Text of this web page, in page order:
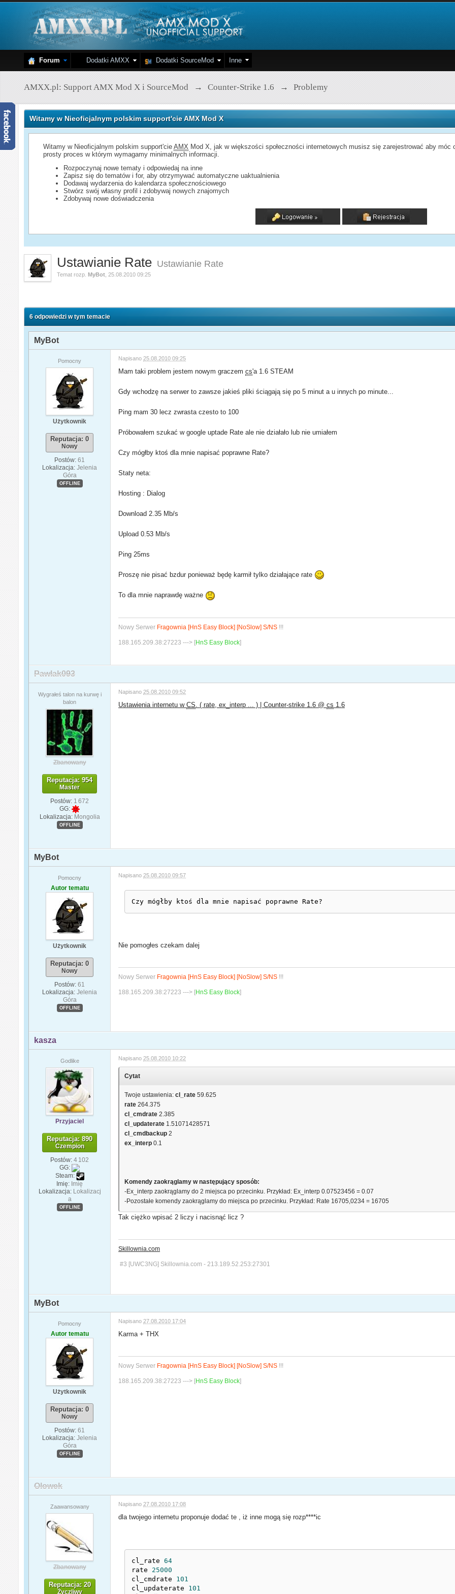
Forum Dodatki AMXX Dodatki SourceMod Inne
AMXX.pl: Support AMX Mod X i SourceMod → Counter-Strike 1.6 → Problemy
Witamy w Nieoficjalnym polskim support'cie AMX Mod X
Witamy w Nieoficjalnym polskim support'cieAMX Mod X, jak w większości społeczności internetowych musisz się zarejestrować aby
prosty proces w którym wymagamy minimalnych informacji.
Rozpoczynaj nowe tematy i odpowiedaj na inne
Zapisz się do tematów i for, aby otrzymywać automatyczne uaktualnienia
Dodawaj wydarzenia do kalendarza społecznościowego
Stwórz swój własny profil i zdobywaj nowych znajomych
Zdobywaj nowe doświadczenia
Ustawianie Rate Ustawianie Rate
Temat rozp.MyBot 25.08.2010 09:25
6 odpowiedzi w tym temacie
MyBot
Pomocny
Użytkownik
Reputacja: 0
Nowy
Postów: 61
Lokalizacja: Jelenia
Góra
OFFLINE
Napisano 25.08.2010 09:25
Mam taki problem jestem nowym graczemcs'a 1.6 STEAM
Gdy wchodzę na serwer to zawsze jakieś pliki ściągają się po 5 minut a u innych po minute...
Ping mam 30 lecz zwrasta czesto to 100
Próbowałem szukać w google uptade Rate ale nie działało lub nie umiałem
Czy mógłby ktoś dla mnie napisać poprawne Rate?
Staty neta:
Hosting : Dialog
Download 2.35 Mb/s
Upload 0.53 Mb/s
Ping 25ms
Proszę nie pisać bzdur ponieważ będę karmił tylko działające rate
To dla mnie naprawdę ważne
Nowy Serwer Fragownia [HnS Easy Block] [NoSlow] S/NS !!!
188.165.209.38:27223 ---> [HnS Easy Block]
Pawlak093
Wygrałeś talon na kurwę i
balon
Zbanowany
Reputacja: 954
Master
Postów: 1 672
GG:
Lokalizacja: Mongolia
OFFLINE
Napisano 25.08.2010 09:52
Ustawienia internetu wCS . ( rate, ex_interp ... ) | Counter-strike 1.6 @cs 1.6
MyBot
Pomocny
Autor tematu
Użytkownik
Reputacja: 0
Nowy
Postów: 61
Lokalizacja: Jelenia
Góra
OFFLINE
Napisano 25.08.2010 09:57
Czy mógłby ktoś dla mnie napisać poprawne Rate?
Nie pomogłes czekam dalej
Nowy Serwer Fragownia [HnS Easy Block] [NoSlow] S/NS !!!
188.165.209.38:27223 ---> [HnS Easy Block]
kasza
Godlike
Przyjaciel
Reputacja: 890
Czempion
Postów: 4 102
GG:
Steam:
Imię: Imię
Lokalizacja: Lokalizacj
a
OFFLINE
Napisano 25.08.2010 10:22
Cytat
Twoje ustawienia:cl_rate 59.625
rate 264.375
cl_cmdrate 2.385
cl_updaterate 1.51071428571
cl_cmdbackup 2
ex_interp 0.1
Komendy zaokrąglamy w następujący sposób:
-Ex_interp zaokrąglamy do 2 miejsca po przecinku. Przykład: Ex_interp 0.07523456 = 0.07
-Pozostałe komendy zaokrąglamy do miejsca po przecinku. Przykład: Rate 16705,0234 = 16705
Tak ciężko wpisać 2 liczy i nacisnąć licz ?
Skillownia.com
#3 [UWC3NG] Skillownia.com - 213.189.52.253:27301
MyBot
Pomocny
Autor tematu
Użytkownik
Reputacja: 0
Nowy
Postów: 61
Lokalizacja: Jelenia
Góra
OFFLINE
Napisano 27.08.2010 17:04
Karma + THX
Nowy Serwer Fragownia [HnS Easy Block] [NoSlow] S/NS !!!
188.165.209.38:27223 ---> [HnS Easy Block]
Olowek
Zaawansowany
Zbanowany
Reputacja: 20
Życzliwy
Napisano 27.08.2010 17:08
dla twojego internetu proponuje dodać te , iż inne mogą się rozp****ic
cl_rate 64
rate 25000
cl_cmdrate 101
cl_updaterate 101